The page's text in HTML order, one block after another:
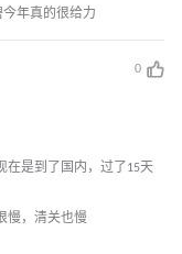
今年真的很给力
0
在是到了国内，过了15天
慢，清关也慢